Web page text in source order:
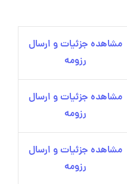
مشاهده جزئیات و ارسال
رزومه
مشاهده جزئیات و ارسال
رزومه
مشاهده جزئیات و ارسال
رزومه